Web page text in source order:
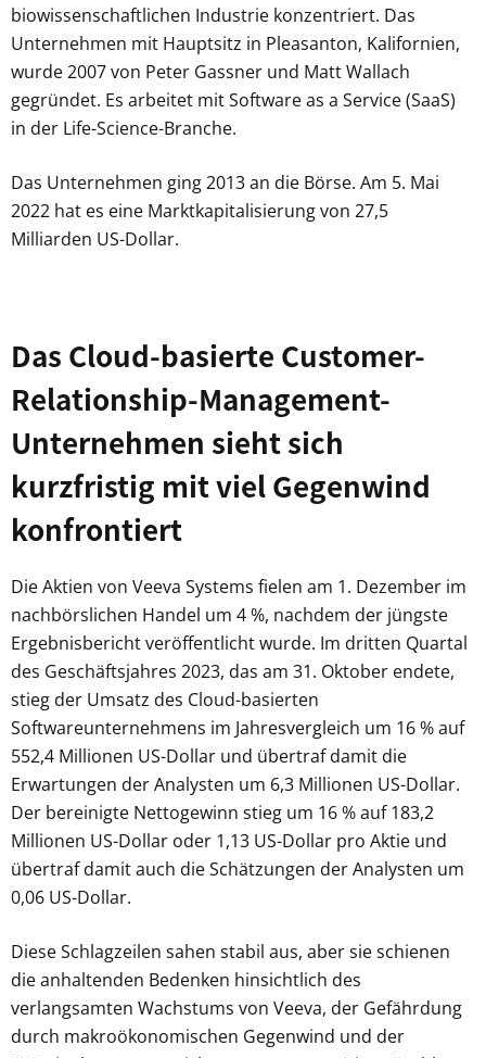
biowissenschaftlichen Industrie konzentriert. Das
Unternehmen mit Hauptsitz in Pleasanton, Kalifornien,
wurde 2007 von Peter Gassner und Matt Wallach
gegründet. Es arbeitet mit Software as a Service (SaaS)
in der Life-Science-Branche.
Das Unternehmen ging 2013 an die Börse. Am 5. Mai
2022 hat es eine Marktkapitalisierung von 27,5
Milliarden US-Dollar.
Das Cloud-basierte Customer-
Relationship-Management-
Unternehmen sieht sich
kurzfristig mit viel Gegenwind
konfrontiert
Die Aktien von Veeva Systems fielen am 1. Dezember im
nachbörslichen Handel um 4 %, nachdem der jüngste
Ergebnisbericht veröffentlicht wurde. Im dritten Quartal
des Geschäftsjahres 2023, das am 31. Oktober endete,
stieg der Umsatz des Cloud-basierten
Softwareunternehmens im Jahresvergleich um 16 % auf
552,4 Millionen US-Dollar und übertraf damit die
Erwartungen der Analysten um 6,3 Millionen US-Dollar.
Der bereinigte Nettogewinn stieg um 16 % auf 183,2
Millionen US-Dollar oder 1,13 US-Dollar pro Aktie und
übertraf damit auch die Schätzungen der Analysten um
0,06 US-Dollar.
Diese Schlagzeilen sahen stabil aus, aber sie schienen
die anhaltenden Bedenken hinsichtlich des
verlangsamten Wachstums von Veeva, der Gefährdung
durch makroökonomischen Gegenwind und der